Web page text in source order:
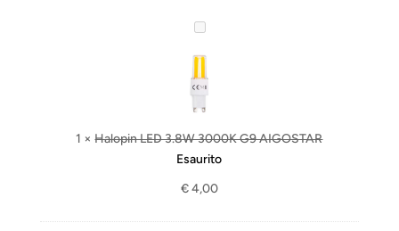
rH
o
p
i
n
E
1 ×Halopin LED 3.8W 3000K G9 AIGOSTAR
Esaurito
€4,00